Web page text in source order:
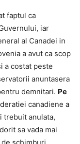
faptul ca
iar
al Canadei in
a avut ca scop
a costat peste
anuntasera
demnitari. Pe
canadiene a
trebuit anulata,
sa vada mai